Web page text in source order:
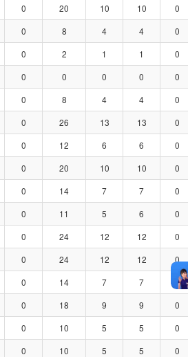
0 20 10 10 0
0 8 4 4 0
0 2 1 1 0
0 0 0 0 0
0 8 4 4 0
0 26 13 13 0
0 12 6 6 0
0 20 10 10 0
0 14 7 7 0
0 11 5 6 0
0 24 12 12 0
0 24 12 12 0
0 14 7 7 0
0 18 9 9 0
0 10 5 5 0
0 10 5 5 0